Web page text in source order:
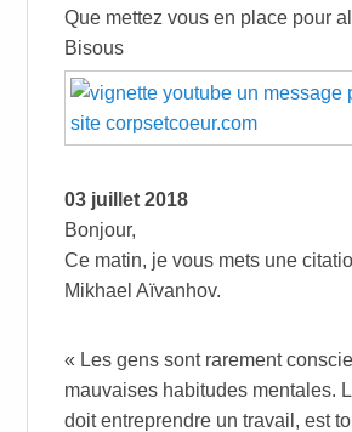
Que mettez vous en place pour
Bisous
03 juillet 2018
Bonjour,
Ce matin, je vous mets une
Mikhael Aïvanhov.
« Les gens sont rarement
mauvaises habitudes mentales.
doit entreprendre un travail, est